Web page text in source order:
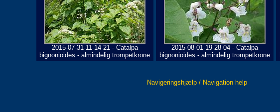
2015-07-31-11-14-21 - Catalpa
bignonioides - almindelig trompetkrone
2015-08-01-19-28-04 - Catalpa
bignonioides - almindelig trompetkrone
Navigeringshjælp / Navigation help